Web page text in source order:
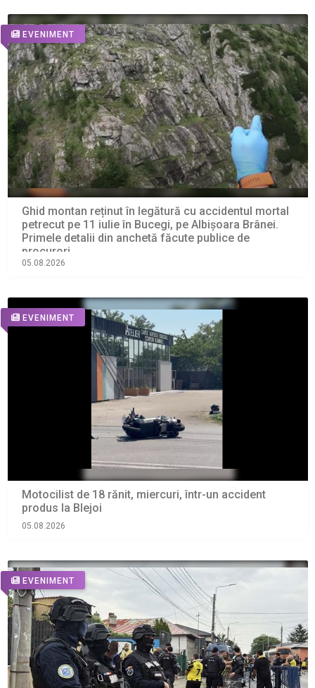
EVENIMENT
Ghid montan reținut în legătură cu accidentul mortal
petrecut pe 11 iulie în Bucegi, pe Albișoara Brânei.
Primele detalii din anchetă făcute publice de
procurori
05.08.2026
EVENIMENT
Motocilist de 18 rănit, miercuri, într-un accident
produs la Blejoi
05.08.2026
EVENIMENT